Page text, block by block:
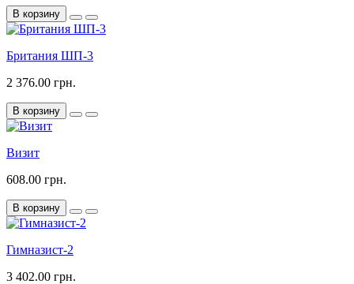
В корзину
Британия ШП-3
2 376.00 грн.
В корзину
Визит
608.00 грн.
В корзину
Гимназист-2
3 402.00 грн.